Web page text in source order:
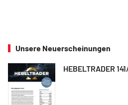
Unsere Neuerscheinungen
HEBELTRADER